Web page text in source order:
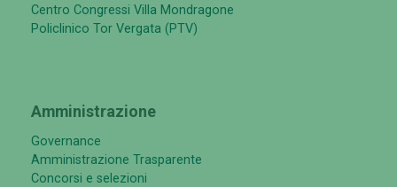
Centro Congressi Villa Mondragone
Policlinico Tor Vergata (PTV)
Amministrazione
Governance
Amministrazione Trasparente
Concorsi e selezioni